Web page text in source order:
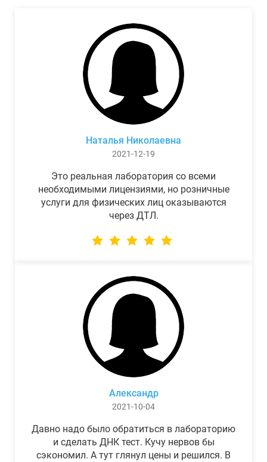
Наталья Николаевна
2021-12-19
Это реальная лаборатория со всеми
необходимыми лицензиями, но розничные
услуги для физических лиц оказываются
через ДТЛ.
Александр
2021-10-04
Давно надо было обратиться в лабораторию
и сделать ДНК тест. Кучу нервов бы
сэкономил. А тут глянул цены и решился. В